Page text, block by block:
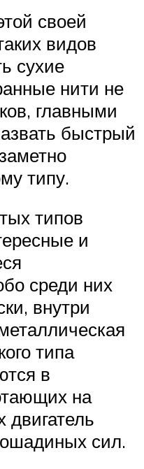
своей
видов
сухие
нити не
главными
быстрый
типу.
типов
и
среди них
внутри
типа
в
на
сил.